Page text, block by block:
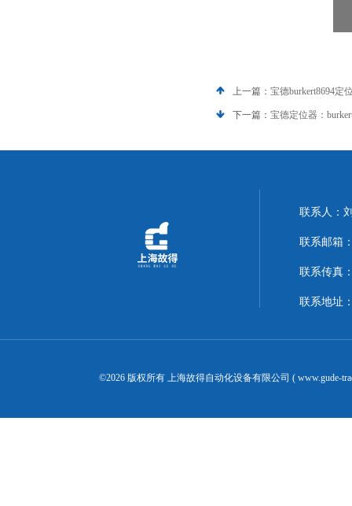
上一篇： 宝德burkert8694定
下一篇： 宝德定位器：
联系人：
联系邮箱
联系传真
联系地址
©2026 版权所有 上海故得自动化设备有限公司 ( www.gude-